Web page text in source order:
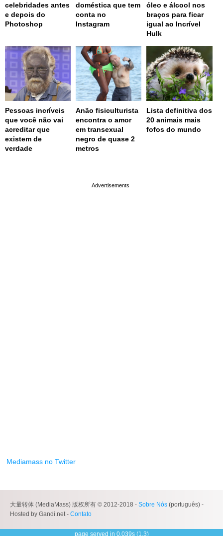
celebridades antes
e depois do
Photoshop
doméstica que tem
conta no
Instagram
óleo e álcool nos
braços para ficar
igual ao Incrível
Hulk
Pessoas incríveis
que você não vai
acreditar que
existem de
verdade
Anão fisiculturista
encontra o amor
em transexual
negro de quase 2
metros
Lista definitiva dos
20 animais mais
fofos do mundo
Mediamass no Twitter
大量转体 (MediaMass) 版权所有 © 2012-2018 - Sobre Nós (português) -
Hosted by Gandi.net - Contato
page served in 0.039s (1,3)